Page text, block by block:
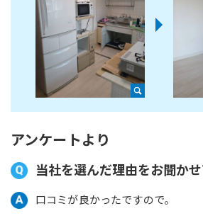
アンケートより
当社を選んだ理由をお聞かせ
口コミが良かったですので。